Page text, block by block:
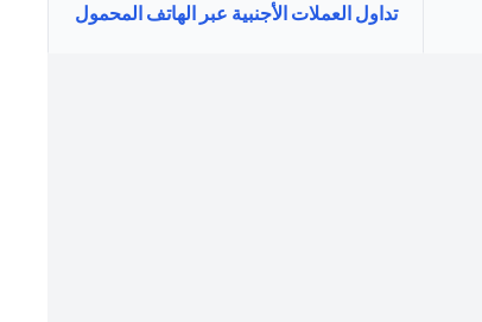
تداول العملات الأجنبية عبر الهاتف المحمول